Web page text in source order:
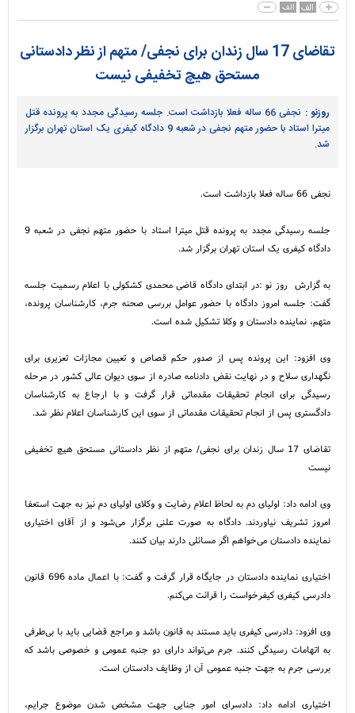
الف الف
تقاضای 17 سال زندان برای نجفی/ متهم از نظر دادستانی
مستحق هیچ تخفیفی نیست
روزنو :
نجفی 66 ساله فعلا بازداشت است. جلسه رسیدگی مجدد به پرونده قتل
میترا استاد با حضور متهم نجفی در شعبه 9 دادگاه کیفری یک استان تهران برگزار
شد.
نجفی 66 ساله فعلا بازداشت است.
جلسه رسیدگی مجدد به پرونده قتل میترا استاد با حضور متهم نجفی در شعبه 9
دادگاه کیفری یک استان تهران برگزار شد.
به گزارش روز نو :در ابتدای دادگاه قاضی محمدی کشکولی با اعلام رسمیت جلسه
گفت: جلسه امروز دادگاه با حضور عوامل بررسی صحنه جرم، کارشناسان پرونده،
متهم، نماینده دادستان و وکلا تشکیل شده است.
وی افزود: این پرونده پس از صدور حکم قصاص و تعیین مجازات تعزیری برای
نگهداری سلاح و در نهایت نقض دادنامه صادره از سوی دیوان عالی کشور در مرحله
رسیدگی برای انجام تحقیقات مقدماتی قرار گرفت و با ارجاع به کارشناسان
دادگستری پس از انجام تحقیقات مقدماتی از سوی این کارشناسان اعلام نظر شد.
تقاضای 17 سال زندان برای نجفی/ متهم از نظر دادستانی مستحق هیچ تخفیفی
نیست
وی ادامه داد: اولیای دم به لحاظ اعلام رضایت و وکلای اولیای دم نیز به جهت استعفا
امروز تشریف نیاوردند. دادگاه به صورت علنی برگزار می‌شود و از آقای اختیاری
نماینده دادستان می‌خواهم اگر مسائلی دارند بیان کنند.
اختیاری نماینده دادستان در جایگاه قرار گرفت و گفت: با اعمال ماده 696 قانون
دادرسی کیفری کیفرخواست را قرائت می‌کنم.
وی افزود: دادرسی کیفری باید مستند به قانون باشد و مراجع قضایی باید با بی‌طرفی
به اتهامات رسیدگی کنند. جرم می‌تواند دارای دو جنبه عمومی و خصوصی باشد که
بررسی جرم به جهت جنبه عمومی آن از وظایف دادستان است.
اختیاری ادامه داد: دادسرای امور جنایی جهت مشخص شدن موضوع جرایم،